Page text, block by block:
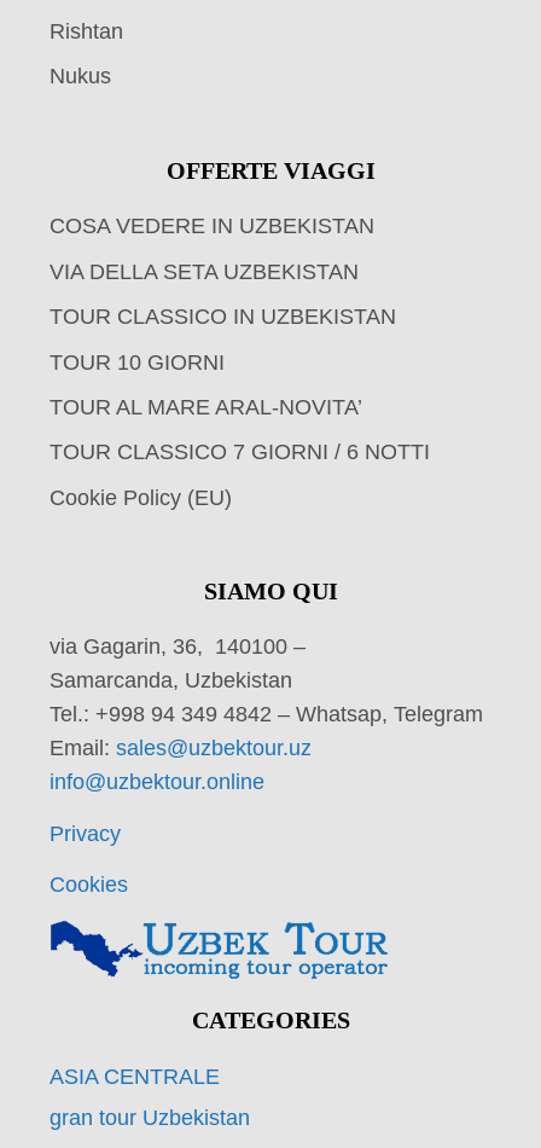
Rishtan
Nukus
OFFERTE VIAGGI
COSA VEDERE IN UZBEKISTAN
VIA DELLA SETA UZBEKISTAN
TOUR CLASSICO IN UZBEKISTAN
TOUR 10 GIORNI
TOUR AL MARE ARAL-NOVITA’
TOUR CLASSICO 7 GIORNI / 6 NOTTI
Cookie Policy (EU)
SIAMO QUI
via Gagarin, 36, 140100 –
Samarcanda, Uzbekistan
Tel.: +998 94 349 4842 – Whatsap, Telegram
Email: sales@uzbektour.uz
info@uzbektour.online
Privacy
Cookies
CATEGORIES
ASIA CENTRALE
gran tour Uzbekistan